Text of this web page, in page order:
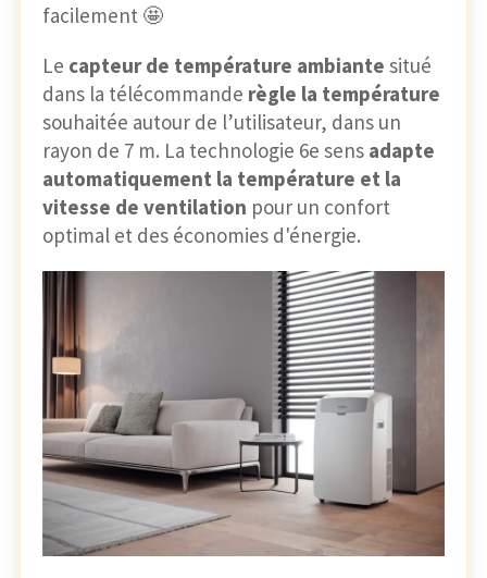
facilement 🤩
Le capteur de température ambiante situé
dans la télécommande règle la température
souhaitée autour de l’utilisateur, dans un
rayon de 7 m. La technologie 6e sens adapte
automatiquement la température et la
vitesse de ventilation pour un confort
optimal et des économies d'énergie.